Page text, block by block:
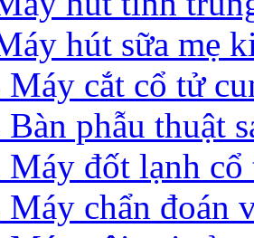
hút sữa mẹ
Máy cắt cổ tử
Bàn phẫu thuật
Máy đốt lạnh
Máy chẩn đoán